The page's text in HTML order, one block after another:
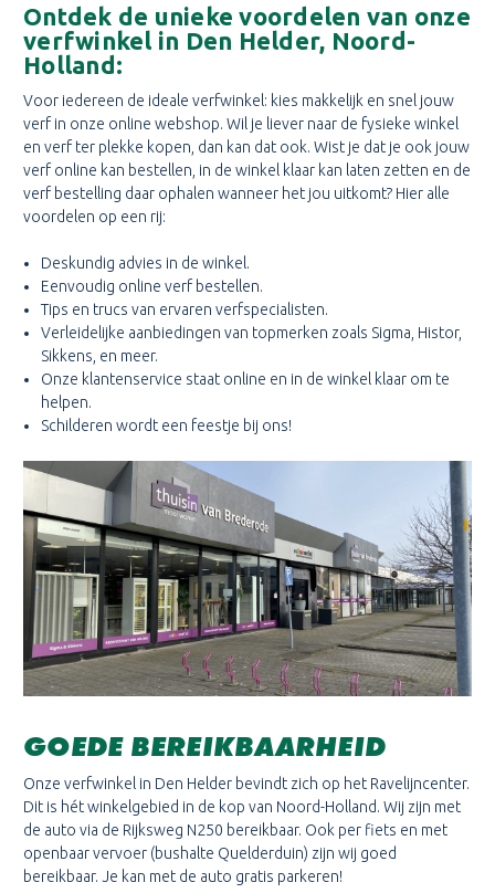
Ontdek de unieke voordelen van onze
verfwinkel in Den Helder, Noord-
Holland:
Voor iedereen de ideale verfwinkel: kies makkelijk en snel jouw
verf in onze online webshop. Wil je liever naar de fysieke winkel
en verf ter plekke kopen, dan kan dat ook. Wist je dat je ook jouw
verf online kan bestellen, in de winkel klaar kan laten zetten en de
verf bestelling daar ophalen wanneer het jou uitkomt? Hier alle
voordelen op een rij:
Deskundig advies in de winkel.
Eenvoudig online verf bestellen.
Tips en trucs van ervaren verfspecialisten.
Verleidelijke aanbiedingen van topmerken zoals Sigma, Histor,
Sikkens, en meer.
Onze klantenservice staat online en in de winkel klaar om te
helpen.
Schilderen wordt een feestje bij ons!
GOEDE BEREIKBAARHEID
Onze verfwinkel in Den Helder bevindt zich op het Ravelijncenter.
Dit is hét winkelgebied in de kop van Noord-Holland. Wij zijn met
de auto via de Rijksweg N250 bereikbaar. Ook per fiets en met
openbaar vervoer (bushalte Quelderduin) zijn wij goed
bereikbaar. Je kan met de auto gratis parkeren!